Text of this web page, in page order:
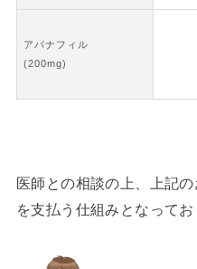
アバナフィル
(200mg)
医師との相談の上、上記
を支払う仕組みとなってお